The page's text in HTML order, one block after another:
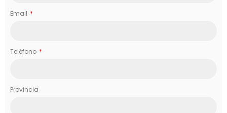
Email
Teléfono
Provincia